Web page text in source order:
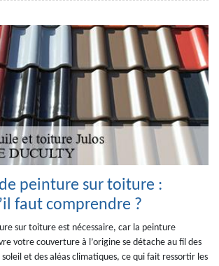
peinture sur toiture :
faut comprendre ?
sur toiture est nécessaire, car la peinture
votre couverture à l’origine se détache au fil des
soleil et des aléas climatiques, ce qui fait ressortir les